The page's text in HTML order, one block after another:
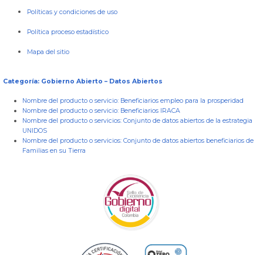
Políticas y condiciones de uso
Política proceso estadístico
Mapa del sitio
Categoría: Gobierno Abierto – Datos Abiertos
Nombre del producto o servicio: Beneficiarios empleo para la prosperidad
Nombre del producto o servicio: Beneficiarios IRACA
Nombre del producto o servicios: Conjunto de datos abiertos de la estrategia
UNIDOS
Nombre del producto o servicios: Conjunto de datos abiertos beneficiarios de
Familias en su Tierra